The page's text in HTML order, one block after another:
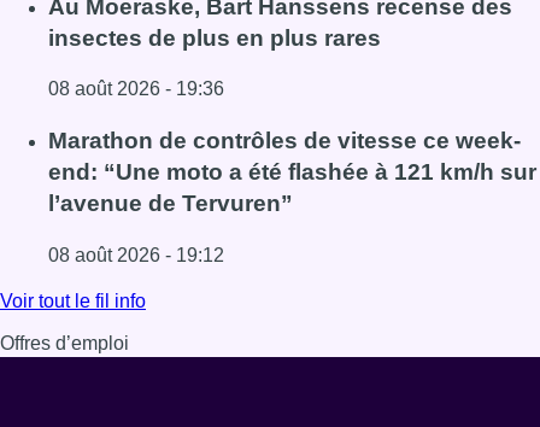
Au Moeraske, Bart Hanssens recense des
insectes de plus en plus rares
08 août 2026 - 19:36
Lire l'article Au Moeraske, Bart Hanssens recense des
Marathon de contrôles de vitesse ce week-
end: “Une moto a été flashée à 121 km/h sur
l’avenue de Tervuren”
08 août 2026 - 19:12
Lire l'article Marathon de contrôles de vitesse ce week-
Voir tout le fil info
Offres d’emploi